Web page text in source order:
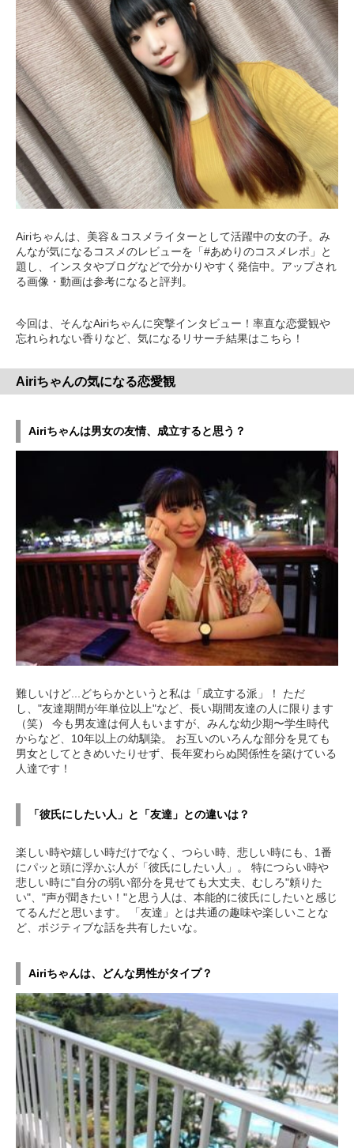
Airiちゃんは、美容＆コスメライターとして活躍中の女の子。み
んなが気になるコスメのレビューを「#あめりのコスメレポ」と
題し、インスタやブログなどで分かりやすく発信中。アップされ
る画像・動画は参考になると評判。
今回は、そんなAiriちゃんに突撃インタビュー！率直な恋愛観や
忘れられない香りなど、気になるリサーチ結果はこちら！
Airiちゃんの気になる恋愛観
Airiちゃんは男女の友情、成立すると思う？
難しいけど...どちらかというと私は「成立する派」！ ただ
し、"友達期間が年単位以上"など、長い期間友達の人に限ります
（笑） 今も男友達は何人もいますが、みんな幼少期〜学生時代
からなど、10年以上の幼馴染。 お互いのいろんな部分を見ても
男女としてときめいたりせず、長年変わらぬ関係性を築けている
人達です！
「彼氏にしたい人」と「友達」との違いは？
楽しい時や嬉しい時だけでなく、つらい時、悲しい時にも、1番
にパッと頭に浮かぶ人が「彼氏にしたい人」。 特につらい時や
悲しい時に"自分の弱い部分を見せても大丈夫、むしろ"頼りた
い"、"声が聞きたい！"と思う人は、本能的に彼氏にしたいと感じ
てるんだと思います。 「友達」とは共通の趣味や楽しいことな
ど、ポジティブな話を共有したいな。
Airiちゃんは、どんな男性がタイプ？